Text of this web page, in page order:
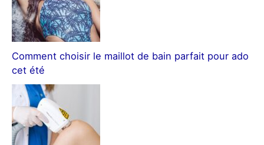
Comment choisir le maillot de bain parfait pour ado
cet été